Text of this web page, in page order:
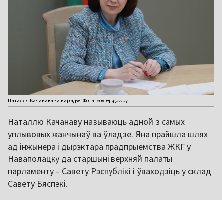
Наталля Качанава на нарадзе. Фота: sovrep.gov.by
Наталлю Качанаву называюць адной з самых
уплывовых жанчынаў ва ўладзе. Яна прайшла шлях
ад інжынера і дырэктара прадпрыемства ЖКГ у
Наваполацку да старшыні верхняй палаты
парламенту – Савету Рэспублікі і ўваходзіць у склад
Савету Бяспекі.